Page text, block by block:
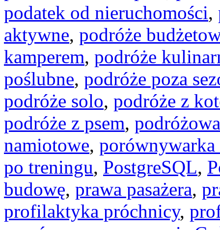
podatek od nieruchomości,
aktywne, podróże
kamperem, podróże
poślubne, podróże poza
podróże solo, podróże z
podróże z psem,
namiotowe,
po treningu, PostgreSQL,
budowę, prawa pasażera,
profilaktyka próchnicy,